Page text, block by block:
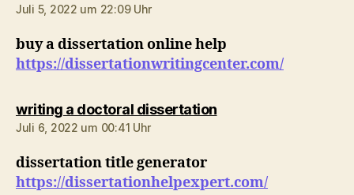
Juli 5, 2022 um 22:09 Uhr
buy a dissertation online help
https://dissertationwritingcenter.com/
writing a doctoral dissertationsagt:
Juli 6, 2022 um 00:41 Uhr
dissertation title generator
https://dissertationhelpexpert.com/